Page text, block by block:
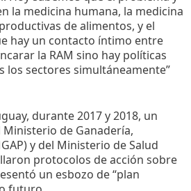
la medicina humana, la medicina
de alimentos, y el
hay un contacto íntimo entre
la RAM sino hay políticas
los sectores simultáneamente”
durante 2017 y 2018, un
de Ganadería,
y del Ministerio de Salud
protocolos de acción sobre
un esbozo de “plan